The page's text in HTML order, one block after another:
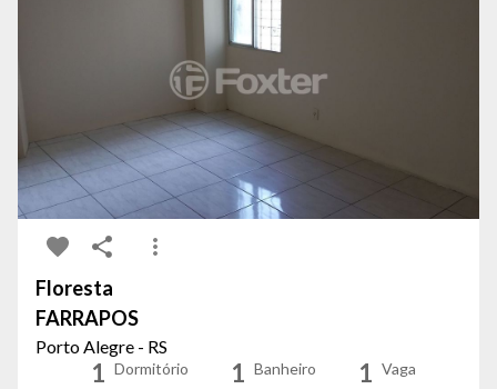
Floresta
FARRAPOS
Porto Alegre - RS
1 Dormitório 1 Banheiro 1 Vaga